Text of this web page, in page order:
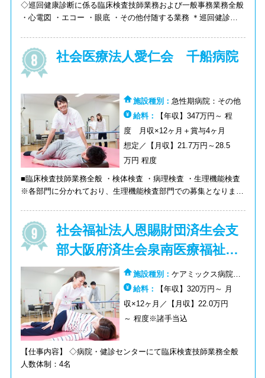
◇巡回健康診断に係る臨床検査技師業務および一般事務業務全般
・心電図 ・エコー ・眼底 ・その他付随する業務 ＊巡回健診は
社会医療法人愛仁会 千船病院
施設種別：急性期病院：その他
給料：
【年収】347万円～ 程
度 月収×12ヶ月＋賞与4ヶ月
想定／【月収】21.7万円～28.5
万円 程度
■臨床検査技師業務全般 ・検体検査 ・病理検査 ・生理機能検査
※各部門に分かれており、生理機能検査部門での募集となります
社会福祉法人恩賜財団済生会支
部大阪府済生会泉南医療福祉セ
ンター
施設種別：ケアミックス病院：
その他
給料：
【年収】320万円～ 月
収×12ヶ月／【月収】22.0万円
～ 程度※諸手当込
【仕事内容】 ◇病院・健診センターにて臨床検査技師業務全般
人数体制：4名